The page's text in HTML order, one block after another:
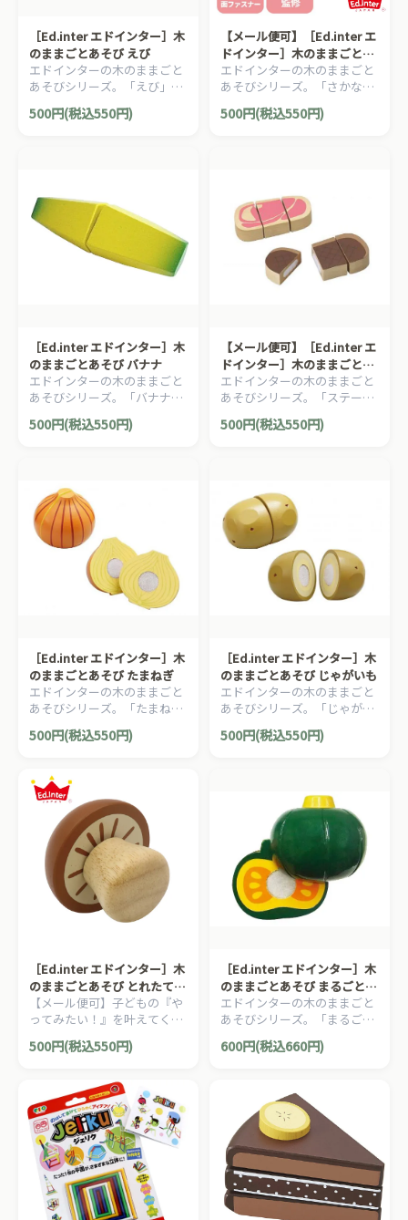
［Ed.inter エドインター］木
のままごとあそび えび
エドインターの木のままごと
あそびシリーズ。「えび」で
500円(税込550円)
【メール便可】［Ed.inter エ
ドインター］木のままごとあ
そび さかな
エドインターの木のままごと
あそびシリーズ。「さかな」
500円(税込550円)
［Ed.inter エドインター］木
のままごとあそび バナナ
エドインターの木のままごと
あそびシリーズ。「バナナ」
500円(税込550円)
【メール便可】［Ed.inter エ
ドインター］木のままごとあ
そび ステーキ
エドインターの木のままごと
あそびシリーズ。「ステー
キ」です。
500円(税込550円)
［Ed.inter エドインター］木
のままごとあそび たまねぎ
エドインターの木のままごと
あそびシリーズ。「たまね
ぎ」です。
500円(税込550円)
［Ed.inter エドインター］木
のままごとあそび じゃがいも
エドインターの木のままごと
あそびシリーズ。「じゃがい
も」です。
500円(税込550円)
［Ed.inter エドインター］木
のままごとあそび とれたて
きのこ
【メール便可】子どもの『や
ってみたい！』を叶えてくれ
るエドインターの木のままご
とあそびシリーズ。木製おま
500円(税込550円)
［Ed.inter エドインター］木
のままごとあそび まるごとか
ぼちゃ
エドインターの木のままごと
あそびシリーズ。「まるごと
かぼちゃ」です。
600円(税込660円)